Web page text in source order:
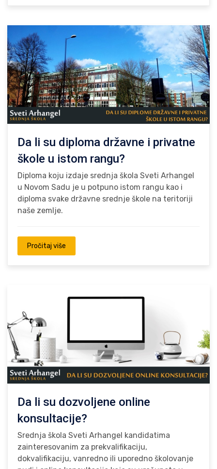
Da li su diploma državne i privatne
škole u istom rangu?
Diploma koju izdaje srednja škola Sveti Arhangel
u Novom Sadu je u potpuno istom rangu kao i
diploma svake državne srednje škole na teritoriji
naše zemlje.
Pročitaj više
Da li su dozvoljene online
konsultacije?
Srednja škola Sveti Arhangel kandidatima
zainteresovanim za prekvalifikaciju,
dokvalifikaciju, vanredno ili uporedno školovanje